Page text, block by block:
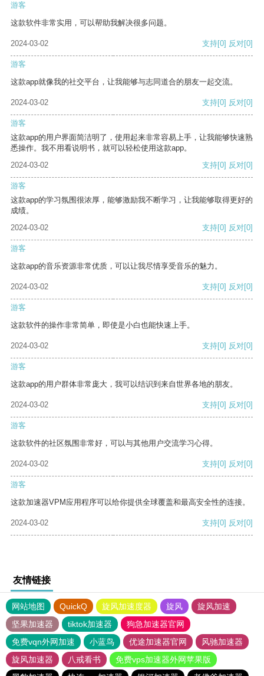
游客
这款软件非常实用，可以帮助我解决很多问题。
2024-03-02 支持[0] 反对[0]
游客
这款app就像我的社交平台，让我能够与志同道合的朋友一起交流。
2024-03-02 支持[0] 反对[0]
游客
这款app的用户界面简洁明了，使用起来非常容易上手，让我能够快速熟
悉操作。我不用看说明书，就可以轻松使用这款app。
2024-03-02
支持[0] 反对[0]
游客
这款app的学习氛围很浓厚，能够激励我不断学习，让我能够取得更好的
成绩。
2024-03-02
支持[0] 反对[0]
游客
这款app的音乐资源非常优质，可以让我尽情享受音乐的魅力。
2024-03-02 支持[0] 反对[0]
游客
这款软件的操作非常简单，即使是小白也能快速上手。
2024-03-02 支持[0] 反对[0]
游客
这款app的用户群体非常庞大，我可以结识到来自世界各地的朋友。
2024-03-02 支持[0] 反对[0]
游客
这款软件的社区氛围非常好，可以与其他用户交流学习心得。
2024-03-02 支持[0] 反对[0]
游客
这款加速器VPM应用程序可以给你提供全球覆盖和最高安全性的连接。
2024-03-02 支持[0] 反对[0]
友情链接
网站地图 QuickQ 旋风加速度器 旋风
旋风加速
坚果加速器
tiktok加速器
狗急加速器官网
免费vqn外网加速
小蓝鸟 优途加速器官网
风驰加速器
旋风加速器
八戒看书
免费vps加速器外网苹果版